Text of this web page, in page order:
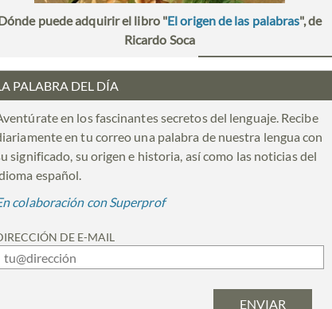
puede adquirir el libro "El origen de las palabras", de
Ricardo Soca
PALABRA DEL DÍA
en los fascinantes secretos del lenguaje. Recibe
en tu correo una palabra de nuestra lengua con
significado, su origen e historia, así como las noticias del
español.
colaboración con Superprof
DE E-MAIL